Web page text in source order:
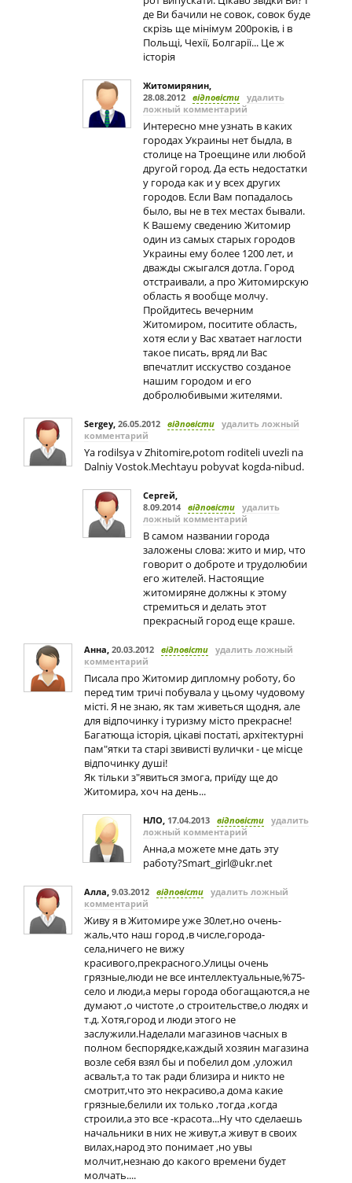
де Ви бачили не совок, совок буде
скрізь ще мінімум 200років, і в
Польщі, Чехії, Болгарії... Це ж
історія
Житомирянин,
28.08.2012 відповісти удалить
ложный комментарий
Интересно мне узнать в каких
городах Украины нет быдла, в
столице на Троещине или любой
другой город. Да есть недостатки
у города как и у всех других
городов. Если Вам попадалось
было, вы не в тех местах бывали.
К Вашему сведению Житомир
один из самых старых городов
Украины ему более 1200 лет, и
дважды сжыгался дотла. Город
отстраивали, а про Житомирскую
область я вообще молчу.
Пройдитесь вечерним
Житомиром, поситите область,
хотя если у Вас хватает наглости
такое писать, вряд ли Вас
впечатлит исскуство созданое
нашим городом и его
добролюбивыми жителями.
Sergey, 26.05.2012 відповісти удалить ложный
комментарий
Ya rodilsya v Zhitomire,potom roditeli uvezli na
Dalniy Vostok.Mechtayu pobyvat kogda-nibud.
Сергей,
8.09.2014 відповісти удалить
ложный комментарий
В самом названии города
заложены слова: жито и мир, что
говорит о доброте и трудолюбии
его жителей. Настоящие
житомиряне должны к этому
стремиться и делать этот
прекрасный город еще краше.
Анна, 20.03.2012 відповісти удалить ложный
комментарий
Писала про Житомир дипломну роботу, бо
перед тим тричі побувала у цьому чудовому
місті. Я не знаю, як там живеться щодня, але
для відпочинку і туризму місто прекрасне!
Багатюща історія, цікаві постаті, архітектурні
пам"ятки та старі звивисті вулички - це місце
відпочинку душі!
Як тільки з"явиться змога, приїду ще до
Житомира, хоч на день...
НЛО, 17.04.2013 відповісти удалить
ложный комментарий
Анна,а можете мне дать эту
работу?Smart_girl@ukr.net
Алла, 9.03.2012 відповісти удалить ложный
комментарий
Живу я в Житомире уже 30лет,но очень-
жаль,что наш город ,в числе,города-
села,ничего не вижу
красивого,прекрасного.Улицы очень
грязные,люди не все интеллектуальные,%75-
село и люди,а меры города обогащаются,а не
думают ,о чистоте ,о строительстве,о людях и
т.д. Хотя,город и люди этого не
заслужили.Наделали магазинов часных в
полном беспорядке,каждый хозяин магазина
возле себя взял бы и побелил дом ,уложил
асвальт,а то так ради близира и никто не
смотрит,что это некрасиво,а дома какие
грязные,белили их только ,тогда ,когда
строили,а это все -красота...Ну что сделаешь
начальники в них не живут,а живут в своих
вилах,народ это понимает ,но увы
молчит,незнаю до какого времени будет
молчать....